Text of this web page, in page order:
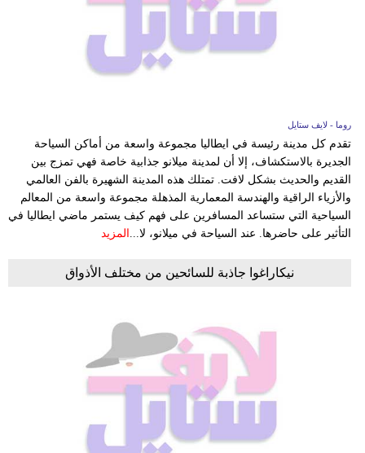
روما - لايف ستايل
تقدم كل مدينة رئيسة في ايطاليا مجموعة واسعة من أماكن السياحة
الجديرة بالاستكشاف، إلا أن لمدينة ميلانو جذابية خاصة فهي تمزج بين
القديم والحديث بشكل لافت. تمتلك هذه المدينة الشهيرة بالفن العالمي
والأزياء الراقية والهندسة المعمارية المذهلة مجموعة واسعة من المعالم
السياحية التي ستساعد المسافرين على فهم كيف يستمر ماضي ايطاليا في
التأثير على حاضرها. عند السياحة في ميلانو، لا...
المزيد
نيكاراغوا جاذبة للسائحين من مختلف الأذواق